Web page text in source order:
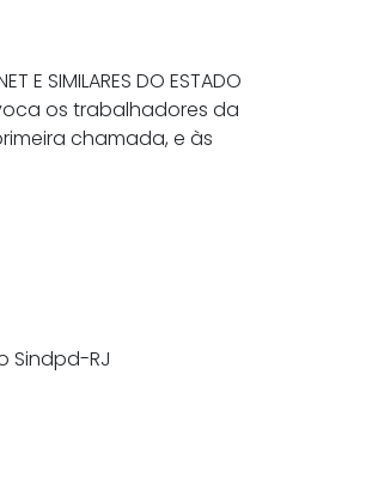
E SIMILARES DO ESTADO
os trabalhadores da
chamada, e às
Sindpd-RJ